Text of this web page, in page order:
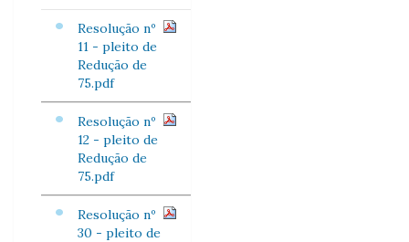
Resolução nº
11 - pleito de
Redução de
75.pdf
Resolução nº
12 - pleito de
Redução de
75.pdf
Resolução nº
30 - pleito de